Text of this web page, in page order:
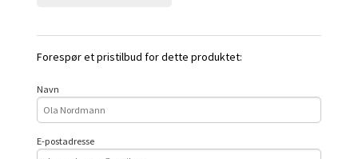
Forespør et pristilbud for dette produktet:
Navn
E-postadresse